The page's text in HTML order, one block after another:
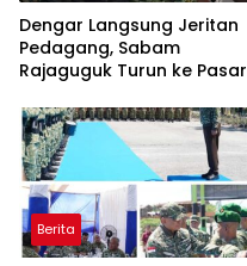
Dengar Langsung Jeritan
Pedagang, Sabam
Rajaguguk Turun ke Pasar
Berita